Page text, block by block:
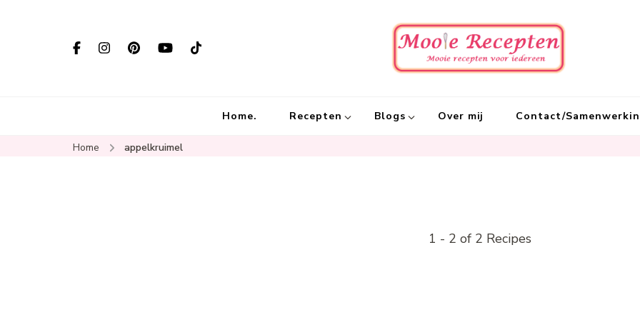
Home. Recepten Blogs Over mij Contact/
Home appelkruimel
1 - 2 of 2 Recipes